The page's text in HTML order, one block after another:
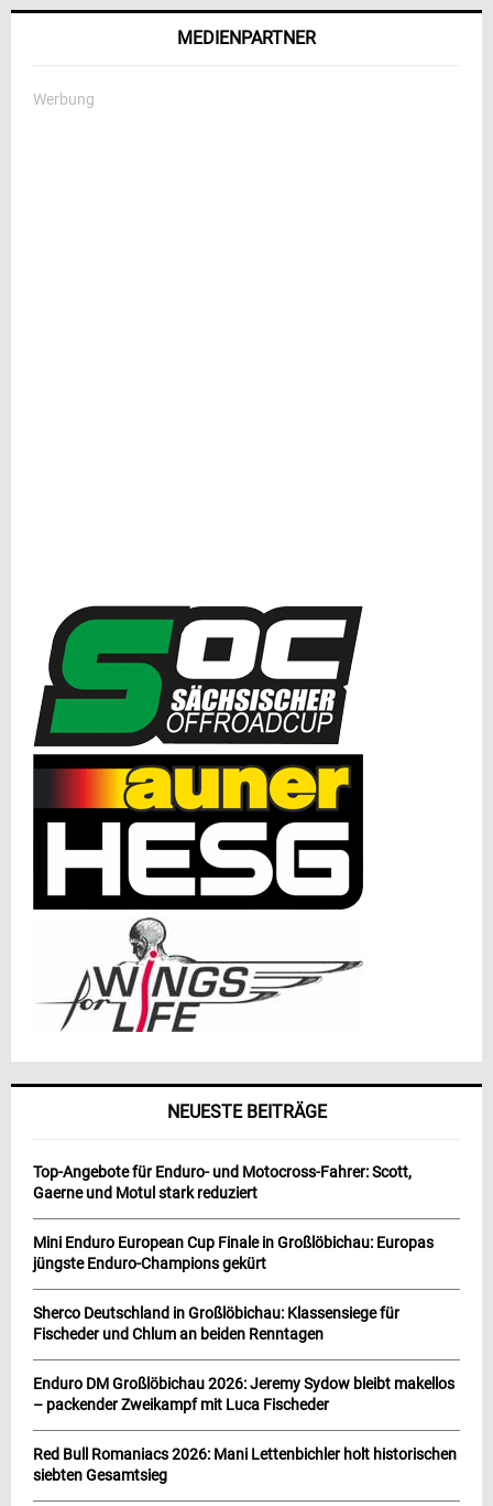
MEDIENPARTNER
Werbung
NEUESTE BEITRÄGE
Top-Angebote für Enduro- und Motocross-Fahrer: Scott,
Gaerne und Motul stark reduziert
Mini Enduro European Cup Finale in Großlöbichau: Europas
jüngste Enduro-Champions gekürt
Sherco Deutschland in Großlöbichau: Klassensiege für
Fischeder und Chlum an beiden Renntagen
Enduro DM Großlöbichau 2026: Jeremy Sydow bleibt makellos
– packender Zweikampf mit Luca Fischeder
Red Bull Romaniacs 2026: Mani Lettenbichler holt historischen
siebten Gesamtsieg